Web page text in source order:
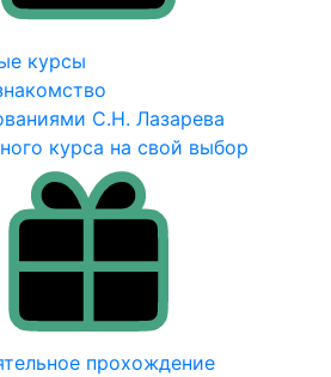
курсы
С.Н. Лазарева
курса на свой выбор
прохождение